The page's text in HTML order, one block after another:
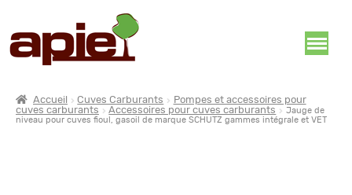
Accueil Cuves Carburants
Pompes et accessoires pour
cuves carburants
Accessoires pour cuves carburants
Jauge de
niveau pour cuves fioul, gasoil de marque SCHUTZ gammes intégrale et VET